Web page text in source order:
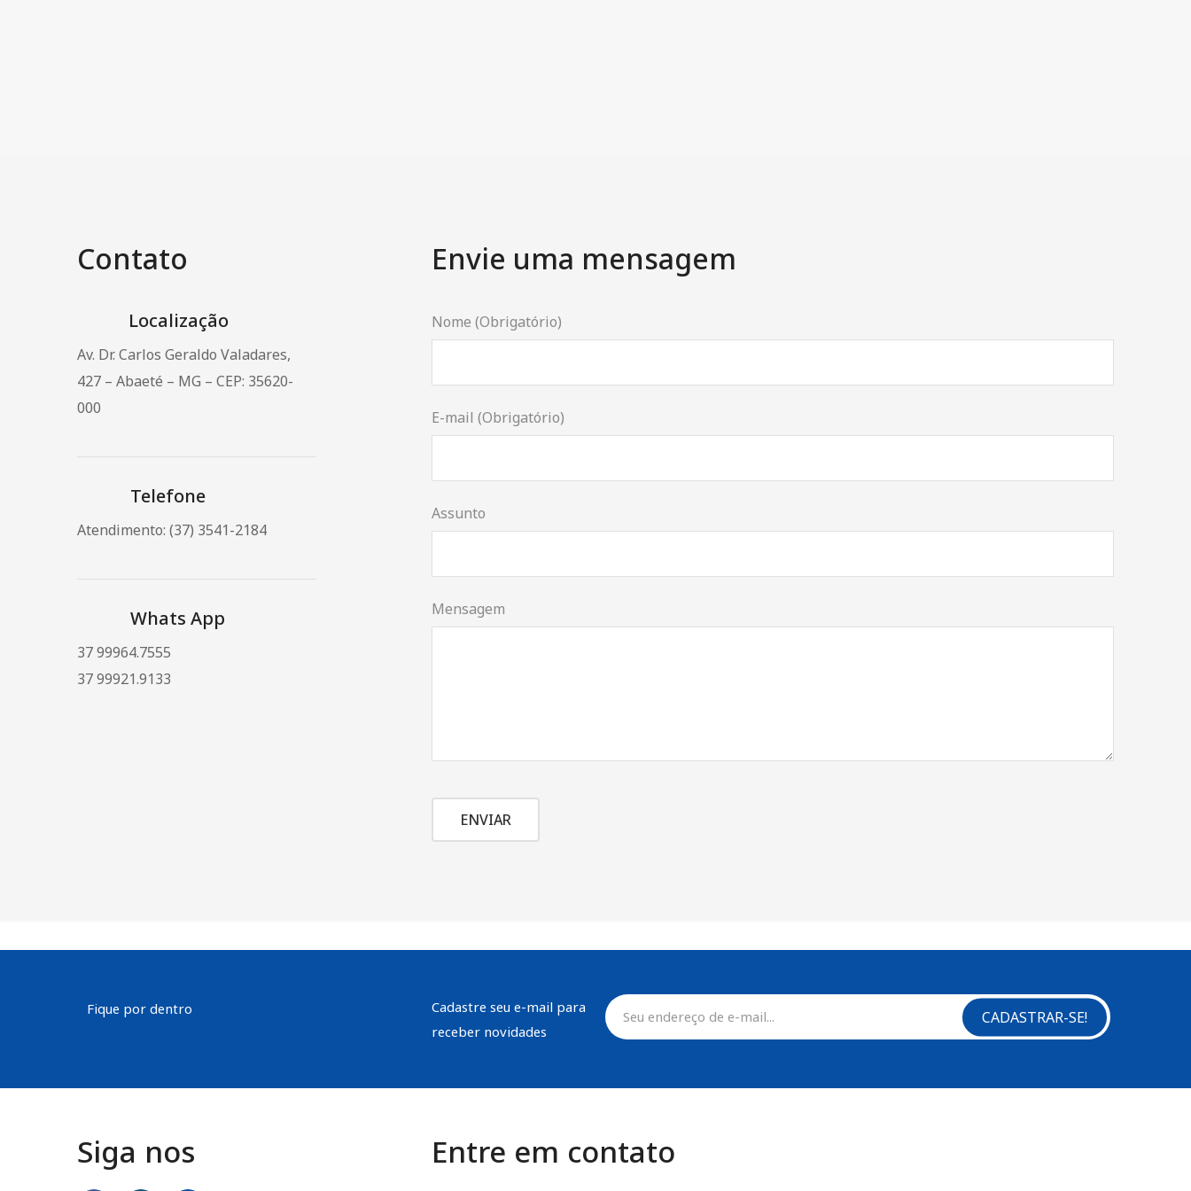
Contato
Localização
Av. Dr. Carlos Geraldo Valadares,
427 – Abaeté – MG – CEP: 35620-
000
Telefone
Atendimento: (37) 3541-2184
Whats App
37 99964.7555
37 99921.9133
Envie uma mensagem
Nome (Obrigatório)
E-mail (Obrigatório)
Assunto
Mensagem
Fique por dentro
Cadastre seu e-mail para
receber novidades
CADASTRAR-SE!
Siga nos Entre em contato